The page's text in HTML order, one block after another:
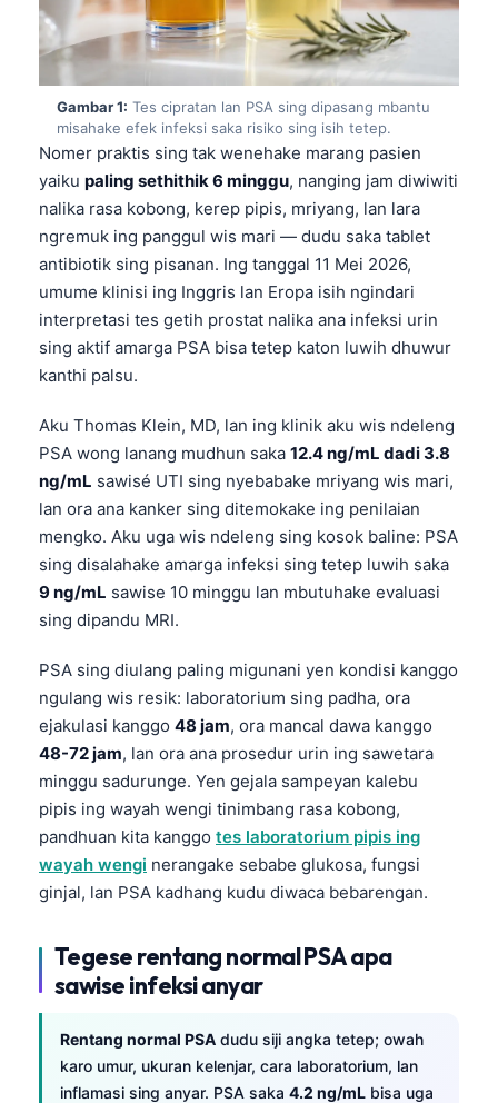
Gambar 1: Tes cipratan lan PSA sing dipasang mbantu
misahake efek infeksi saka risiko sing isih tetep.
Nomer praktis sing tak wenehake marang pasien
yaiku paling sethithik 6 minggu, nanging jam diwiwiti
nalika rasa kobong, kerep pipis, mriyang, lan lara
ngremuk ing panggul wis mari — dudu saka tablet
antibiotik sing pisanan. Ing tanggal 11 Mei 2026,
umume klinisi ing Inggris lan Eropa isih ngindari
interpretasi tes getih prostat nalika ana infeksi urin
sing aktif amarga PSA bisa tetep katon luwih dhuwur
kanthi palsu.
Aku Thomas Klein, MD, lan ing klinik aku wis ndeleng
PSA wong lanang mudhun saka 12.4 ng/mL dadi 3.8
ng/mL sawisé UTI sing nyebabake mriyang wis mari,
lan ora ana kanker sing ditemokake ing penilaian
mengko. Aku uga wis ndeleng sing kosok baline: PSA
sing disalahake amarga infeksi sing tetep luwih saka
9 ng/mL sawise 10 minggu lan mbutuhake evaluasi
sing dipandu MRI.
PSA sing diulang paling migunani yen kondisi kanggo
ngulang wis resik: laboratorium sing padha, ora
ejakulasi kanggo 48 jam, ora mancal dawa kanggo
48-72 jam, lan ora ana prosedur urin ing sawetara
minggu sadurunge. Yen gejala sampeyan kalebu
pipis ing wayah wengi tinimbang rasa kobong,
pandhuan kita kanggo tes laboratorium pipis ing
wayah wengi nerangake sebabe glukosa, fungsi
ginjal, lan PSA kadhang kudu diwaca bebarengan.
Tegese rentang normal PSA apa
sawise infeksi anyar
Rentang normal PSA dudu siji angka tetep; owah
karo umur, ukuran kelenjar, cara laboratorium, lan
inflamasi sing anyar. PSA saka 4.2 ng/mL bisa uga